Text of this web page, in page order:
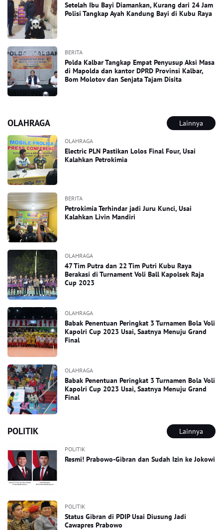
Setelah Ibu Bayi Diamankan, Kurang dari 24 Jam
Polisi Tangkap Ayah Kandung Bayi di Kubu Raya
BERITA
Polda Kalbar Tangkap Empat Penyusup Aksi Masa
di Mapolda dan kantor DPRD Provinsi Kalbar,
Bom Molotov dan Senjata Tajam Disita
OLAHRAGA Lainnya
OLAHRAGA
Electric PLN Pastikan Lolos Final Four, Usai
Kalahkan Petrokimia
BERITA
Petrokimia Terhindar jadi Juru Kunci, Usai
Kalahkan Livin Mandiri
OLAHRAGA
47 Tim Putra dan 22 Tim Putri Kubu Raya
Berakasi di Turnament Voli Ball Kapolsek Raja
Cup 2023
OLAHRAGA
Babak Penentuan Peringkat 3 Turnamen Bola Voli
Kapolri Cup 2023 Usai, Saatnya Menuju Grand
Final
OLAHRAGA
Babak Penentuan Peringkat 3 Turnamen Bola Voli
Kapolri Cup 2023 Usai, Saatnya Menuju Grand
Final
POLITIK Lainnya
POLITIK
Resmi! Prabowo-Gibran dan Sudah Izin ke Jokowi
POLITIK
Status Gibran di PDIP Usai Diusung Jadi
Cawapres Prabowo